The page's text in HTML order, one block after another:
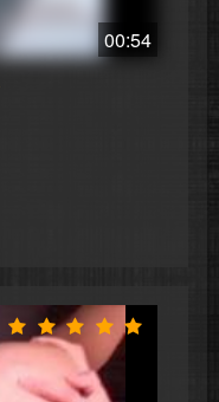
00:54